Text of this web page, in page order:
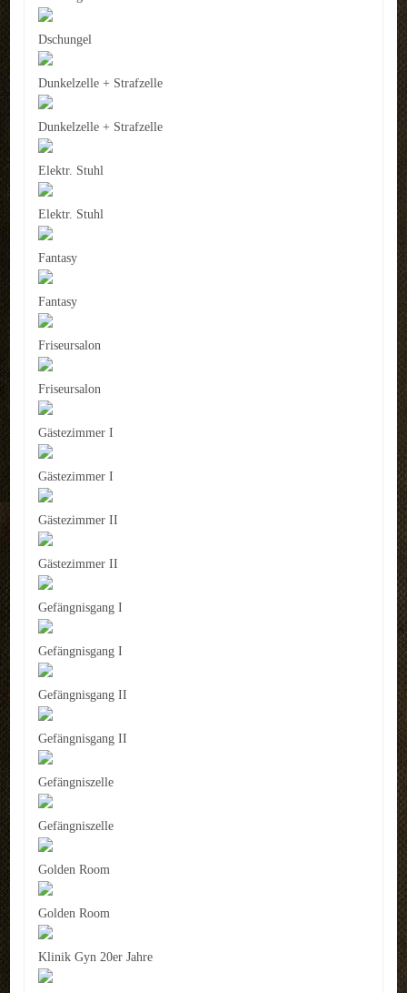
Dschungel
Dunkelzelle + Strafzelle
Dunkelzelle + Strafzelle
Elektr. Stuhl
Elektr. Stuhl
Fantasy
Fantasy
Friseursalon
Friseursalon
Gästezimmer I
Gästezimmer I
Gästezimmer II
Gästezimmer II
Gefängnisgang I
Gefängnisgang I
Gefängnisgang II
Gefängnisgang II
Gefängniszelle
Gefängniszelle
Golden Room
Golden Room
Klinik Gyn 20er Jahre